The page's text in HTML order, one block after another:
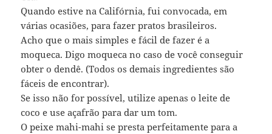
Quando estive na Califórnia, fui convocada, em
várias ocasiões, para fazer pratos brasileiros.
Acho que o mais simples e fácil de fazer é a
moqueca. Digo moqueca no caso de você conseguir
obter o dendê. (Todos os demais ingredientes são
fáceis de encontrar).
Se isso não for possível, utilize apenas o leite de
coco e use açafrão para dar um tom.
O peixe mahi-mahi se presta perfeitamente para a